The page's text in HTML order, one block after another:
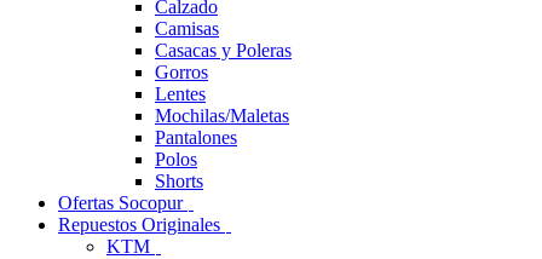
Calzado
Camisas
Casacas y Poleras
Gorros
Lentes
Mochilas/Maletas
Pantalones
Polos
Shorts
Ofertas Socopur
Repuestos Originales
KTM